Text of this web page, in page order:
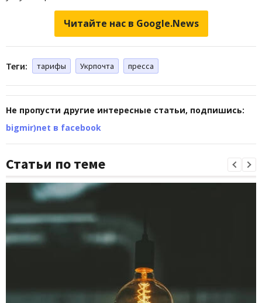
Читайте нас в Google.News
Теги: тарифы Укрпочта пресса
Не пропусти другие интересные статьи, подпишись:
bigmir)net в facebook
Статьи по теме